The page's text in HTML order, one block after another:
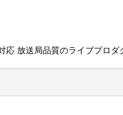
絞り込む
放送局品質のライブプロ